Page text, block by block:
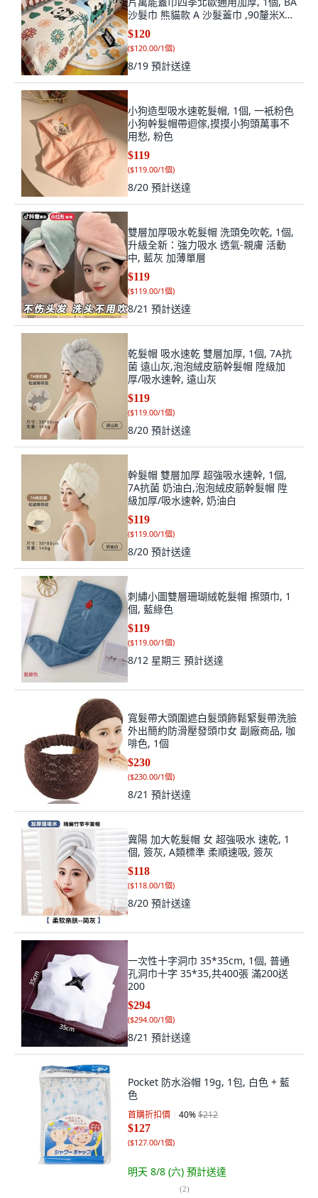
沙髮巾 熊貓款 A 沙髮蓋巾 ,90釐米X90
釐米
$120
($120.00/1個)
8/19 預計送達
小狗造型吸水速乾髮帽, 1個, 一衹粉色
小狗幹髮帽帶迴傢,摸摸小狗頭萬事不
用愁, 粉色
$119
($119.00/1個)
8/20 預計送達
雙層加厚吸水乾髮帽 洗頭免吹乾, 1個,
升級全新：強力吸水 透氣-親膚 活動
中, 藍灰 加薄單層
$119
($119.00/1個)
8/21 預計送達
乾髮帽 吸水速乾 雙層加厚, 1個, 7A抗
菌 遠山灰,泡泡絨皮筋幹髮帽 陞級加
厚/吸水速幹, 遠山灰
$119
($119.00/1個)
8/20 預計送達
幹髮帽 雙層加厚 超強吸水速幹, 1個,
7A抗菌 奶油白,泡泡絨皮筋幹髮帽 陞
級加厚/吸水速幹, 奶油白
$119
($119.00/1個)
8/20 預計送達
刺繡小圖雙層珊瑚絨乾髮帽 擦頭巾, 1
個, 藍綠色
$119
($119.00/1個)
8/12 星期三 預計送達
寬髮帶大頭圍遮白髮頭飾鬆緊髮帶洗臉
外出簡約防滑壓發頭巾女 副廠商品, 咖
啡色, 1個
$230
($230.00/1個)
8/21 預計送達
冀陽 加大乾髮帽 女 超強吸水 速乾, 1
個, 簽灰, A類標準 柔順速吸, 簽灰
$118
($118.00/1個)
8/20 預計送達
一次性十字洞巾 35*35cm, 1個, 普通
孔洞巾十字 35*35,共400張 滿200送
200
$294
($294.00/1個)
8/21 預計送達
Pocket 防水浴帽 19g, 1包, 白色 + 藍
色
首購折扣價 40%$212
$127
($127.00/1個)
明天 8/8 (六) 預計送達
(2)